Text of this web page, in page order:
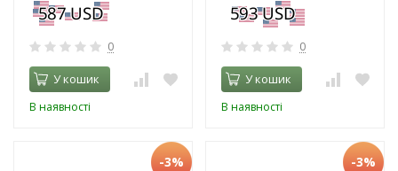
0
У кошик
В наявності
0
У кошик
В наявності
-3% -3%